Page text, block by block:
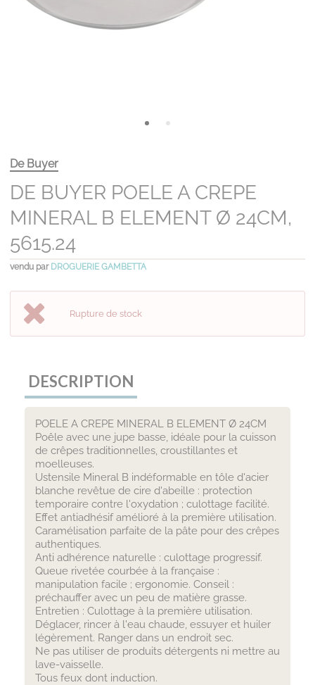
De Buyer
DE BUYER POELE A CREPE
MINERAL B ELEMENT Ø 24CM,
5615.24
vendu par DROGUERIE GAMBETTA
Rupture de stock
DESCRIPTION
POELE A CREPE MINERAL B ELEMENT Ø 24CM
Poêle avec une jupe basse, idéale pour la cuisson
de crêpes traditionnelles, croustillantes et
moelleuses.
Ustensile Mineral B indéformable en tôle d'acier
blanche revêtue de cire d'abeille : protection
temporaire contre l'oxydation ; culottage facilité.
Effet antiadhésif amélioré à la première utilisation.
Caramélisation parfaite de la pâte pour des crêpes
authentiques.
Anti adhérence naturelle : culottage progressif.
Queue rivetée courbée à la française :
manipulation facile ; ergonomie. Conseil :
préchauffer avec un peu de matière grasse.
Entretien : Culottage à la première utilisation.
Déglacer, rincer à l'eau chaude, essuyer et huiler
légèrement. Ranger dans un endroit sec.
Ne pas utiliser de produits détergents ni mettre au
lave-vaisselle.
Tous feux dont induction.